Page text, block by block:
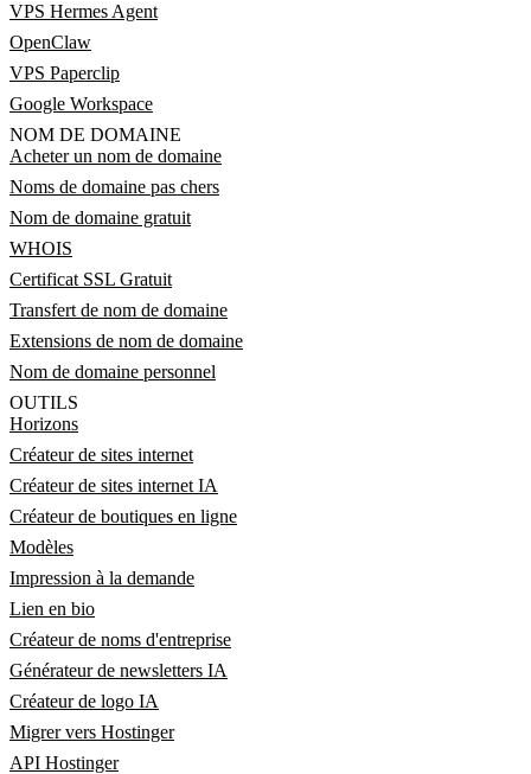
VPS Hermes Agent
OpenClaw
VPS Paperclip
Google Workspace
NOM DE DOMAINE
Acheter un nom de domaine
Noms de domaine pas chers
Nom de domaine gratuit
WHOIS
Certificat SSL Gratuit
Transfert de nom de domaine
Extensions de nom de domaine
Nom de domaine personnel
OUTILS
Horizons
Créateur de sites internet
Créateur de sites internet IA
Créateur de boutiques en ligne
Modèles
Impression à la demande
Lien en bio
Créateur de noms d'entreprise
Générateur de newsletters IA
Créateur de logo IA
Migrer vers Hostinger
API Hostinger